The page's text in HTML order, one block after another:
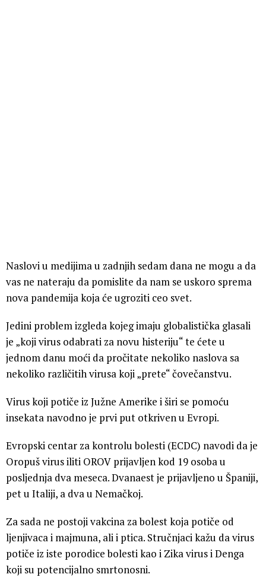
Naslovi u medijima u zadnjih sedam dana ne mogu a da
vas ne nateraju da pomislite da nam se uskoro sprema
nova pandemija koja će ugroziti ceo svet.
Jedini problem izgleda kojeg imaju globalistička glasali
je „koji virus odabrati za novu histeriju“ te ćete u
jednom danu moći da pročitate nekoliko naslova sa
nekoliko različitih virusa koji „prete“ čovečanstvu.
Virus koji potiče iz Južne Amerike i širi se pomoću
insekata navodno je prvi put otkriven u Evropi.
Evropski centar za kontrolu bolesti (ECDC) navodi da je
Oropuš virus iliti OROV prijavljen kod 19 osoba u
posljednja dva meseca. Dvanaest je prijavljeno u Španiji,
pet u Italiji, a dva u Nemačkoj.
Za sada ne postoji vakcina za bolest koja potiče od
ljenjivaca i majmuna, ali i ptica. Stručnjaci kažu da virus
potiče iz iste porodice bolesti kao i Zika virus i Denga
koji su potencijalno smrtonosni.